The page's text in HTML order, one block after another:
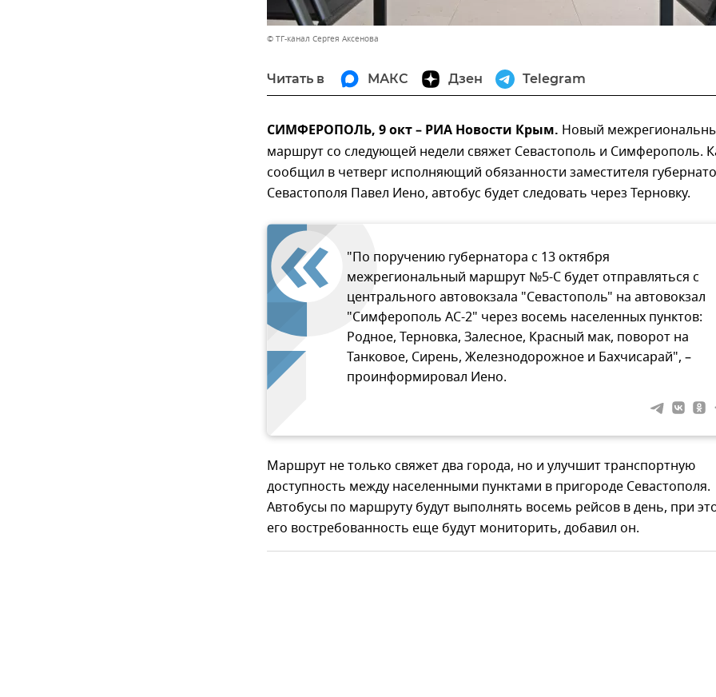
© ТГ-канал Сергея Аксенова
Читать в МАКС Дзен Telegram
СИМФЕРОПОЛЬ, 9 окт – РИА Новости Крым. Новый
маршрут со следующей недели свяжет Севастополь и Симферополь.
сообщил в четверг исполняющий обязанности заместителя
Севастополя Павел Иено, автобус будет следовать через Терновку.
"По поручению губернатора с 13 октября
межрегиональный маршрут №5-С будет отправляться с
центрального автовокзала "Севастополь" на автовокзал
"Симферополь АС-2" через восемь населенных пунктов:
Родное, Терновка, Залесное, Красный мак, поворот на
Танковое, Сирень, Железнодорожное и Бахчисарай", –
проинформировал Иено.
Маршрут не только свяжет два города, но и улучшит транспортную
доступность между населенными пунктами в пригороде Севастополя.
Автобусы по маршруту будут выполнять восемь рейсов в день, при
его востребованность еще будут мониторить, добавил он.